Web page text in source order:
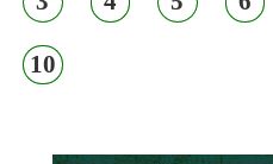
10